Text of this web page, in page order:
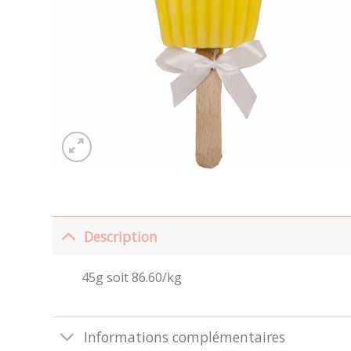
Description
45g soit 86.60/kg
Informations complémentaires